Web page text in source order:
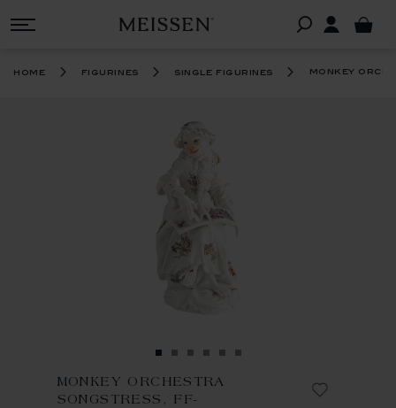
home figurines single figurines monkey
MONKEY ORCHESTRA
SONGSTRESS, FF-